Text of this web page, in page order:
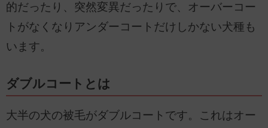
的だったり、突然変異だったりで、オーバーコー
トがなくなりアンダーコートだけしかない犬種も
います。
ダブルコートとは
大半の犬の被毛がダブルコートです。これはオー